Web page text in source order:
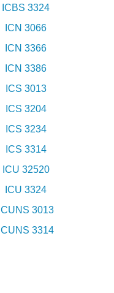
ICBS 3324
ICN 3066
ICN 3366
ICN 3386
ICS 3013
ICS 3204
ICS 3234
ICS 3314
ICU 32520
ICU 3324
ICUNS 3013
ICUNS 3314